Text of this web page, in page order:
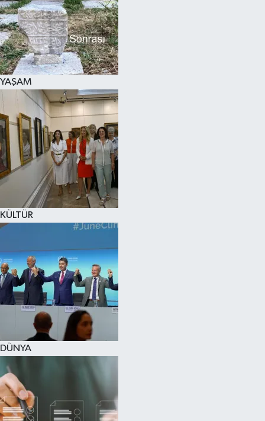
YAŞAM
KÜLTÜR
DÜNYA
SPOR
KÜLTÜR SANAT